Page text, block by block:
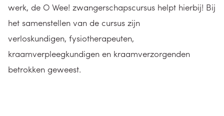
werk, de O Wee! zwangerschapscursus helpt hierbij! Bij
het samenstellen van de cursus zijn
verloskundigen, fysiotherapeuten,
kraamverpleegkundigen en kraamverzorgenden
betrokken geweest.